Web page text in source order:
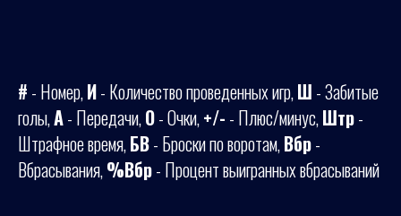
# - Номер,И- Количество проведенных игр,Ш - Забитые
голы,А- Передачи,О- Очки,+/- - Плюс/минус,Штр-
Штрафное время,БВ- Броски по воротам,Вбр-
Вбрасывания,%Вбр- Процент выигранных вбрасываний